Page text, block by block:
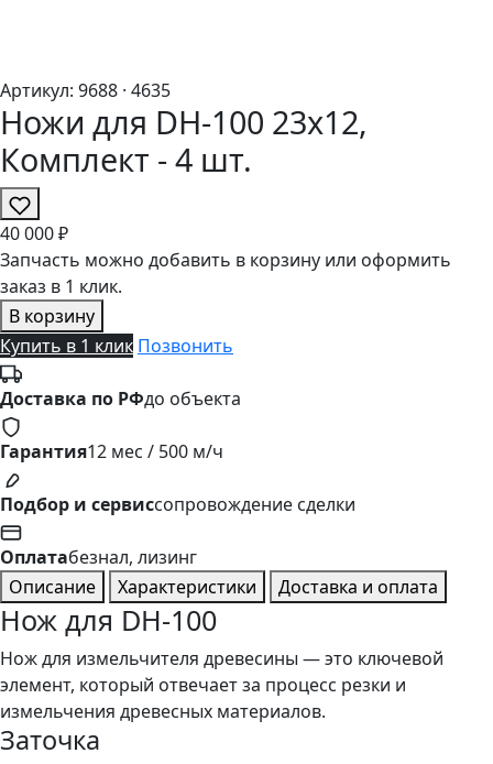
Артикул: 9688 · 4635
Ножи для DH-100 23х12,
Комплект - 4 шт.
40000 ₽
Запчасть можно добавить в корзину или оформить
заказ в 1 клик.
В корзину
Купить в 1 клик Позвонить
Доставка по РФдо объекта
Гарантия12 мес / 500 м/ч
Подбор и сервиссопровождение сделки
Оплатабезнал, лизинг
Описание
Характеристики Доставка и оплата
Нож для DH-100
Нож для измельчителя древесины — это ключевой
элемент, который отвечает за процесс резки и
измельчения древесных материалов.
Заточка